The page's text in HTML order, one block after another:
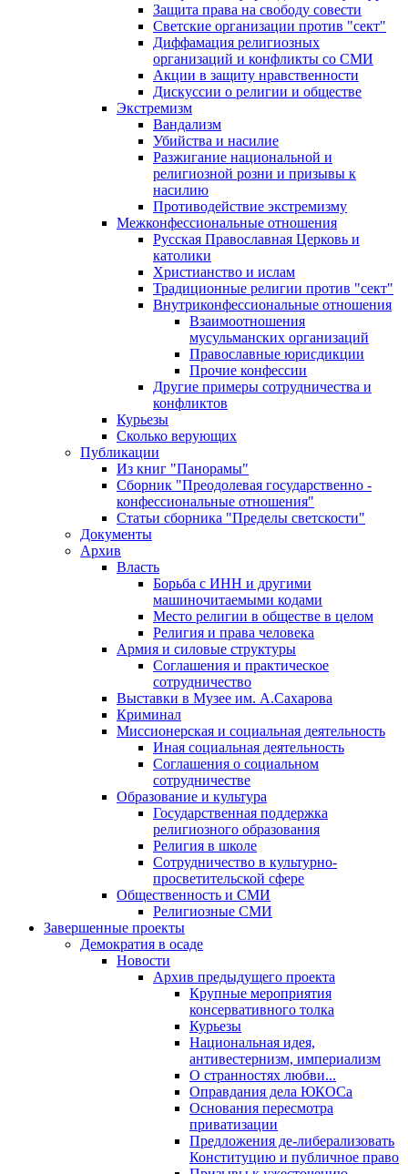
Защита права на свободу совести
Светские организации против "сект"
Диффамация религиозных
организаций и конфликты со СМИ
Акции в защиту нравственности
Дискуссии о религии и обществе
Экстремизм
Вандализм
Убийства и насилие
Разжигание национальной и
религиозной розни и призывы к
насилию
Противодействие экстремизму
Межконфессиональные отношения
Русская Православная Церковь и
католики
Христианство и ислам
Традиционные религии против "сект"
Внутриконфессиональные отношения
Взаимоотношения
мусульманских организаций
Православные юрисдикции
Прочие конфессии
Другие примеры сотрудничества и
конфликтов
Курьезы
Сколько верующих
Публикации
Из книг "Панорамы"
Сборник "Преодолевая государственно -
конфессиональные отношения"
Статьи сборника "Пределы светскости"
Документы
Архив
Власть
Борьба с ИНН и другими
машиночитаемыми кодами
Место религии в обществе в целом
Религия и права человека
Армия и силовые структуры
Соглашения и практическое
сотрудничество
Выставки в Музее им. А.Сахарова
Криминал
Миссионерская и социальная деятельность
Иная социальная деятельность
Соглашения о социальном
сотрудничестве
Образование и культура
Государственная поддержка
религиозного образования
Религия в школе
Сотрудничество в культурно-
просветительской сфере
Общественность и СМИ
Религиозные СМИ
Завершенные проекты
Демократия в осаде
Новости
Архив предыдущего проекта
Крупные мероприятия
консервативного толка
Курьезы
Национальная идея,
антивестернизм, империализм
О странностях любви...
Оправдания дела ЮКОСа
Основания пересмотра
приватизации
Предложения де-либерализовать
Конституцию и публичное право